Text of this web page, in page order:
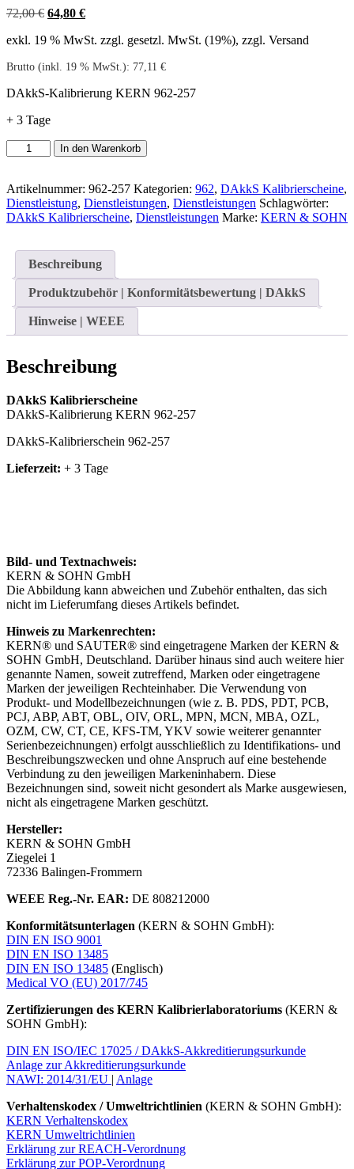
72,00€ Ursprünglicher
war:
64,80 €Aktueller
ist:
exkl. 19 % MwSt. zzgl. gesetzl. MwSt. (19%), zzgl. Versand
Brutto (inkl. 19 % MwSt.): 77,11 €
DAkkS-Kalibrierung KERN 962-257
+ 3 Tage
DAkkS-
Kalibrierschein
257
Menge
In den Warenkorb
Artikelnummer: 962-257 Kategorien: 962, DAkkS Kalibrierscheine,
Dienstleistung, Dienstleistungen, Dienstleistungen Schlagwörter:
DAkkS Kalibrierscheine, Dienstleistungen Marke: KERN & SOHN
Beschreibung
Produktzubehör | Konformitätsbewertung | DAkkS
Hinweise | WEEE
Beschreibung
DAkkS Kalibrierscheine
DAkkS-Kalibrierung KERN 962-257
DAkkS-Kalibrierschein 962-257
Lieferzeit: + 3 Tage
Bild- und Textnachweis:
KERN & SOHN GmbH
Die Abbildung kann abweichen und Zubehör enthalten, das sich
nicht im Lieferumfang dieses Artikels befindet.
Hinweis zu Markenrechten:
KERN® und SAUTER® sind eingetragene Marken der KERN &
SOHN GmbH, Deutschland. Darüber hinaus sind auch weitere hier
genannte Namen, soweit zutreffend, Marken oder eingetragene
Marken der jeweiligen Rechteinhaber. Die Verwendung von
Produkt- und Modellbezeichnungen (wie z. B. PDS, PDT, PCB,
PCJ, ABP, ABT, OBL, OIV, ORL, MPN, MCN, MBA, OZL,
OZM, CW, CT, CE, KFS-TM, YKV sowie weiterer genannter
Serienbezeichnungen) erfolgt ausschließlich zu Identifikations- und
Beschreibungszwecken und ohne Anspruch auf eine bestehende
Verbindung zu den jeweiligen Markeninhabern. Diese
Bezeichnungen sind, soweit nicht gesondert als Marke ausgewiesen,
nicht als eingetragene Marken geschützt.
Hersteller:
KERN & SOHN GmbH
Ziegelei 1
72336 Balingen-Frommern
WEEE Reg.-Nr. EAR: DE 808212000
Konformitätsunterlagen (KERN & SOHN GmbH):
DIN EN ISO 9001
DIN EN ISO 13485
DIN EN ISO 13485 (Englisch)
Medical VO (EU) 2017/745
Zertifizierungen des KERN Kalibrierlaboratoriums (KERN &
SOHN GmbH):
DIN EN ISO/IEC 17025 / DAkkS-Akkreditierungsurkunde
Anlage zur Akkreditierungsurkunde
NAWI: 2014/31/EU | Anlage
Verhaltenskodex / Umweltrichtlinien (KERN & SOHN GmbH):
KERN Verhaltenskodex
KERN Umweltrichtlinien
Erklärung zur REACH-Verordnung
Erklärung zur POP-Verordnung